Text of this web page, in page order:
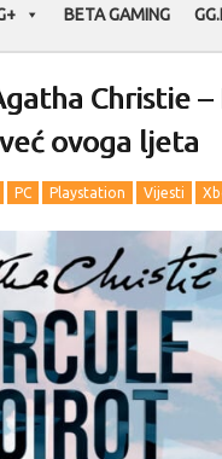
BETA GAMING
Christie
ovoga ljeta
PC Playstation Vijesti